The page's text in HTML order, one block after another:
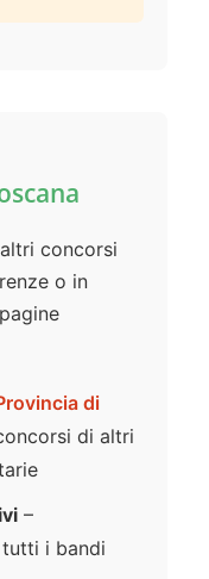
concorsi
o in
di
di altri
–
tutti i bandi